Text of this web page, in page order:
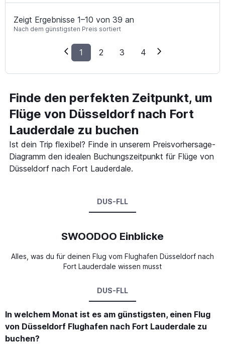
Zeigt Ergebnisse 1–10 von 39 an
Nach dem günstigsten Preis sortiert
1 2 3 4
Finde den perfekten Zeitpunkt, um
Flüge von Düsseldorf nach Fort
Lauderdale zu buchen
Ist dein Trip flexibel? Finde in unserem Preisvorhersage-
Diagramm den idealen Buchungszeitpunkt für Flüge von
Düsseldorf nach Fort Lauderdale.
DUS-FLL
SWOODOO Einblicke
Alles, was du für deinen Flug vom Flughafen Düsseldorf nach
Fort Lauderdale wissen musst
DUS-FLL
In welchem Monat ist es am günstigsten, einen Flug
von Düsseldorf Flughafen nach Fort Lauderdale zu
buchen?